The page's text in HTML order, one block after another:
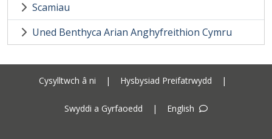
Scamiau
Uned Benthyca Arian Anghyfreithion Cymru
Cysylltwch â ni | Hysbysiad Preifatrwydd |
Swyddi a Gyrfaoedd | English